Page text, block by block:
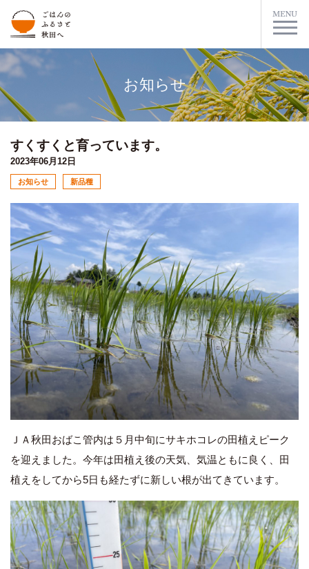
お知らせ
すくすくと育っています。
2023年06月12日
お知らせ 新品種
ＪＡ秋田おばこ管内は５月中旬にサキホコレの田植えピーク
を迎えました。今年は田植え後の天気、気温ともに良く、田
植えをしてから5日も経たずに新しい根が出てきています。